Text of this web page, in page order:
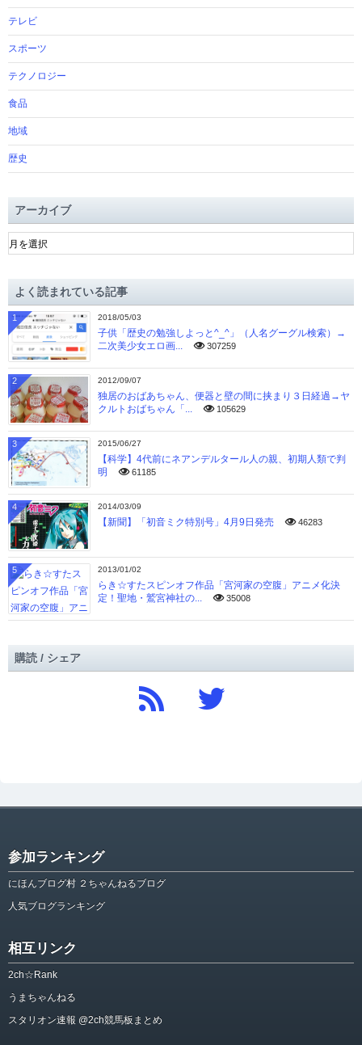
テレビ
スポーツ
テクノロジー
食品
地域
歴史
アーカイブ
ア
ー
ブよく読まれている記事
2018/05/03
子供「歴史の勉強しよっと^_^」（人名グーグル検索）→
二次美少女エロ画...
307259
1
2012/09/07
独居のおばあちゃん、便器と壁の間に挟まり３日経過→ヤ
クルトおばちゃん「...
105629
2
2015/06/27
【科学】4代前にネアンデルタール人の親、初期人類で判
明
61185
3
2014/03/09
【新聞】「初音ミク特別号」4月9日発売 46283
4
2013/01/02
らき☆すたスピンオフ作品「宮河家の空腹」アニメ化決
定！聖地・鷲宮神社の...
35008
5
購読 / シェア
参加ランキング
にほんブログ村 ２ちゃんねるブログ
人気ブログランキング
相互リンク
2ch☆Rank
うまちゃんねる
スタリオン速報 @2ch競馬板まとめ